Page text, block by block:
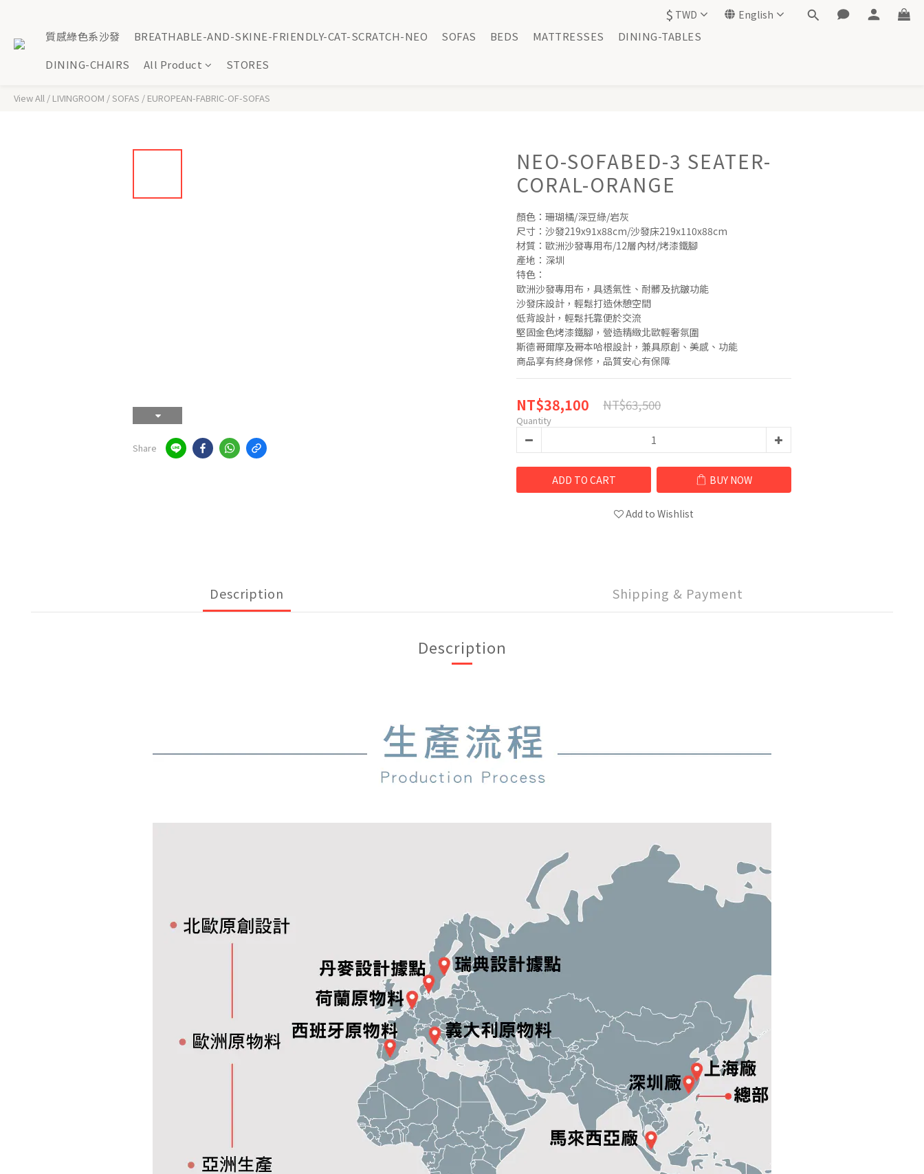
$ TWD English
質感綠色系沙發 BREATHABLE-AND-SKINE-FRIENDLY-CAT-SCRATCH-NEO SOFAS BEDS MATTRESSES
DINING-TABLES
DINING-CHAIRS
All Product STORES
View All / LIVINGROOM /SOFAS / EUROPEAN-FABRIC-OF-SOFAS
Share
NEO-SOFABED-3 SEATER-
CORAL-ORANGE
顏色：珊瑚橘/深豆綠/岩灰
尺寸：沙發219x91x88cm/沙發床219x110x88cm
材質：歐洲沙發專用布/12層內材/烤漆鐵腳
產地：深圳
特色：
歐洲沙發專用布，具透氣性、耐髒及抗皺功能
沙發床設計，輕鬆打造休憩空間
低背設計，輕鬆托靠便於交流
堅固金色烤漆鐵腳，營造精緻北歐輕奢氛圍
斯德哥爾摩及哥本哈根設計，兼具原創、美感、功能
商品享有終身保修，品質安心有保障
NT$38,100 NT$63,500
Quantity
ADD TO CART BUY NOW
Add to Wishlist
Description Shipping & Payment
Description